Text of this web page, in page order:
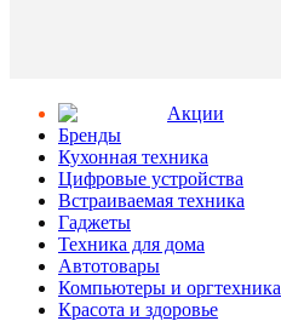
Aкции
Бренды
Кухонная техника
Цифровые устройства
Встраиваемая техника
Гаджеты
Техника для дома
Автотовары
Компьютеры и оргтехника
Красота и здоровье